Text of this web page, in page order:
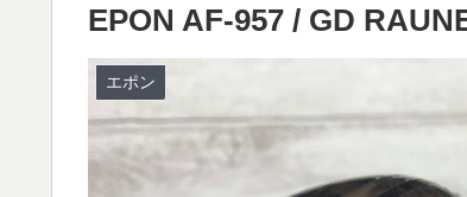
EPON AF-957 / GD
エポン